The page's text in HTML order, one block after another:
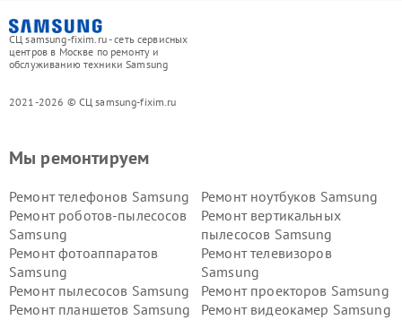
СЦ samsung-fixim.ru - сеть сервисных
центров в Москве по ремонту и
обслуживанию техники Samsung
2021-2026 © СЦ samsung-fixim.ru
Мы ремонтируем
Ремонт телефонов Samsung
Ремонт ноутбуков Samsung
Ремонт роботов-пылесосов
Samsung
Ремонт вертикальных
пылесосов Samsung
Ремонт фотоаппаратов
Samsung
Ремонт телевизоров
Samsung
Ремонт пылесосов Samsung
Ремонт проекторов Samsung
Ремонт планшетов Samsung
Ремонт видеокамер Samsung